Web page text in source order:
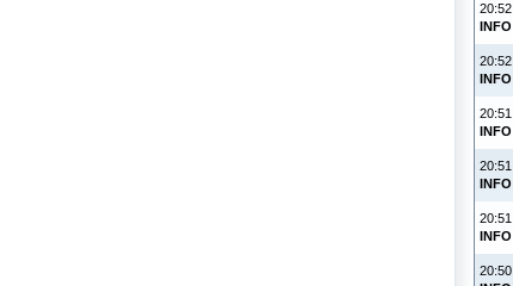
20:52
INFO
20:52
INFO
20:51
INFO
20:51
INFO
20:51
INFO
20:50